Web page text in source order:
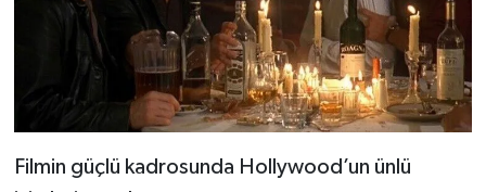
Filmin güçlü kadrosunda Hollywood’un ünlü